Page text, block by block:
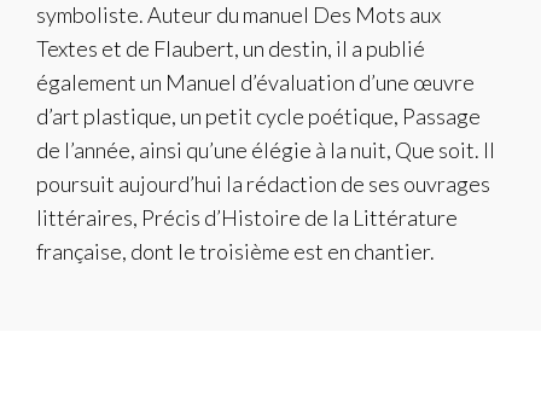
symboliste. Auteur du manuel Des Mots aux
Textes et de Flaubert, un destin, il a publié
également un Manuel d’évaluation d’une œuvre
d’art plastique, un petit cycle poétique, Passage
de l’année, ainsi qu’une élégie à la nuit, Que soit. Il
poursuit aujourd’hui la rédaction de ses ouvrages
littéraires, Précis d’Histoire de la Littérature
française, dont le troisième est en chantier.